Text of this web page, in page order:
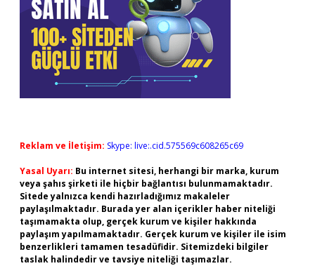
Reklam ve İletişim: Skype: live:.cid.575569c608265c69
Yasal Uyarı: Bu internet sitesi, herhangi bir marka, kurum
veya şahıs şirketi ile hiçbir bağlantısı bulunmamaktadır.
Sitede yalnızca kendi hazırladığımız makaleler
paylaşılmaktadır. Burada yer alan içerikler haber niteliği
taşımamakta olup, gerçek kurum ve kişiler hakkında
paylaşım yapılmamaktadır. Gerçek kurum ve kişiler ile isim
benzerlikleri tamamen tesadüfidir. Sitemizdeki bilgiler
taslak halindedir ve tavsiye niteliği taşımazlar.